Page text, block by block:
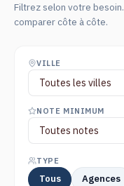
Filtrez selon votre
comparer côte à côte.
VILLE
NOTE MINIMUM
TYPE
Tous Agences